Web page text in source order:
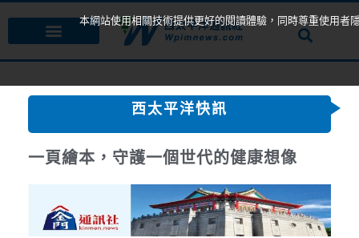
西太平洋快訊
一頁繪本，守護一個世代的健康想像
本網站使用相關技術提供更好的閱讀體驗，同時尊重使用者